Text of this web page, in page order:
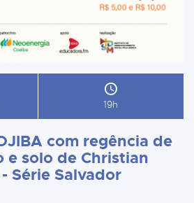
19h
com regência de
e solo de Christian
Série Salvador